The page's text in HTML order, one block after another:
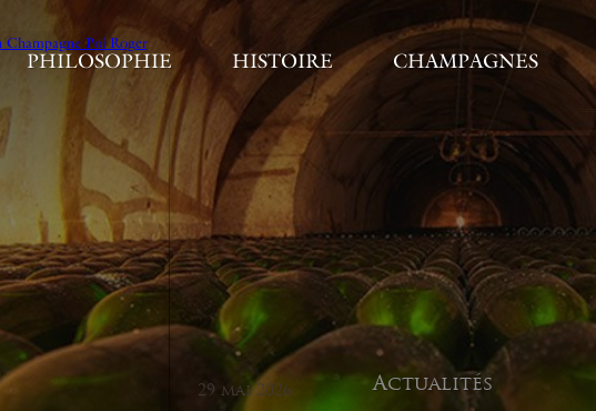
PHILOSOPHIE HISTOIRE CHAMPAGNES
Actualités
29 mai 2026